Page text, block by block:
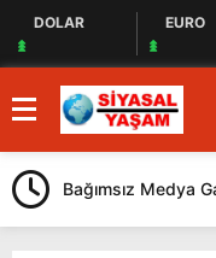
DOLAR EURO
Bağımsız Medya
Aydın Özgün